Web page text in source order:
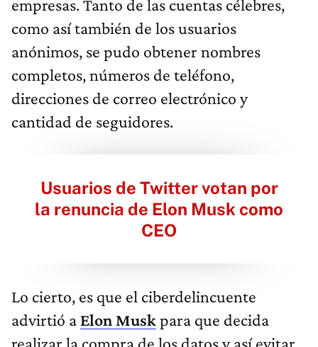
empresas. Tanto de las cuentas célebres,
como así también de los usuarios
anónimos, se pudo obtener nombres
completos, números de teléfono,
direcciones de correo electrónico y
cantidad de seguidores.
Usuarios de Twitter votan por
la renuncia de Elon Musk como
CEO
Lo cierto, es que el ciberdelincuente
advirtió a Elon Musk para que decida
realizar la compra de los datos y así evitar